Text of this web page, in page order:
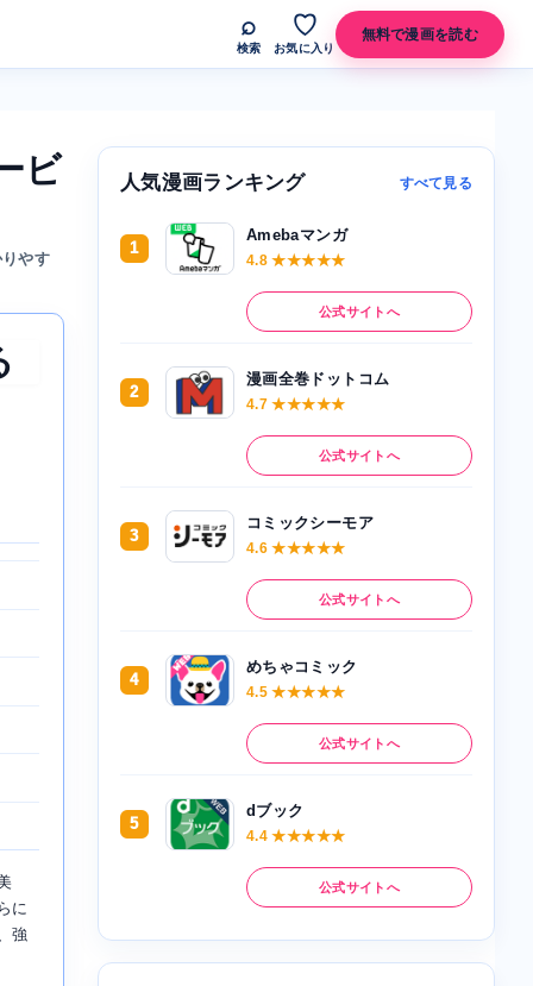
⌕
検索
♡
お気に入り
無料で漫画を読む
ビ
やす
に
強
人気漫画ランキング すべて見る
1
Amebaマンガ
4.8 ★★★★★
公式サイトへ
2
漫画全巻ドットコム
4.7 ★★★★★
公式サイトへ
3
コミックシーモア
4.6 ★★★★★
公式サイトへ
4
めちゃコミック
4.5 ★★★★★
公式サイトへ
5
dブック
4.4 ★★★★★
公式サイトへ